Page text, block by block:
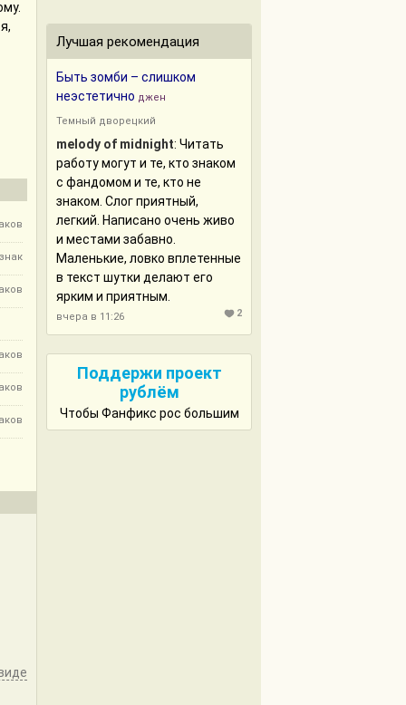
Лучшая рекомендация
Быть зомби – слишком
неэстетично джен
Темный дворецкий
melody of midnight: Читать
работу могут и те, кто знаком
с фандомом и те, кто не
знаком. Слог приятный,
легкий. Написано очень живо
и местами забавно.
Маленькие, ловко вплетенные
в текст шутки делают его
ярким и приятным.
вчера в 11:26 2
Поддержи проект
рублём
Чтобы Фанфикс рос большим